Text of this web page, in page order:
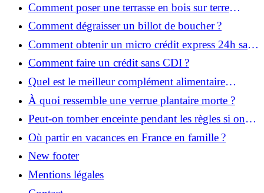
Comment poser une terrasse en bois sur terre
battue ?
Comment dégraisser un billot de boucher ?
Comment obtenir un micro crédit express 24h sans
justificatif ?
Comment faire un crédit sans CDI ?
Quel est le meilleur complément alimentaire
cheveux efficace ? Notre avis dans cet article
À quoi ressemble une verrue plantaire morte ?
Peut-on tomber enceinte pendant les règles si on
prend la pilule ?
Où partir en vacances en France en famille ?
New footer
Mentions légales